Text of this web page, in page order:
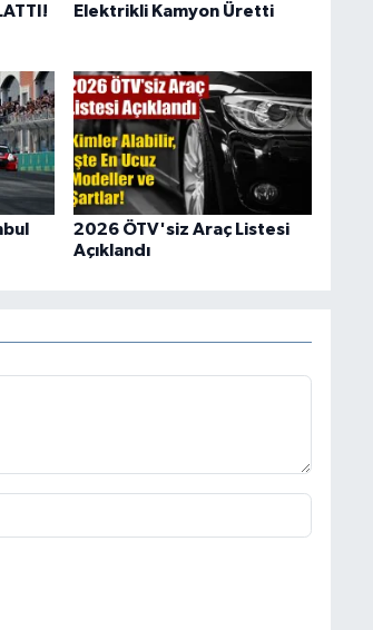
Elektrikli Kamyon Üretti
2026 ÖTV'siz Araç Listesi
Açıklandı